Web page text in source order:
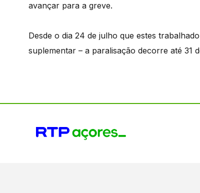
avançar para a greve.
Desde o dia 24 de julho que estes
suplementar – a paralisação decorre até 31